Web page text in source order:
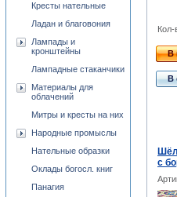
Кол-
В
В
с
Кресты нательные
Ладан и благовония
Лампады и
кронштейны
Лампадные стаканчики
Материалы для
облачений
Митры и кресты на них
Народные промыслы
Нательные образки
Оклады богосл. книг
Панагия